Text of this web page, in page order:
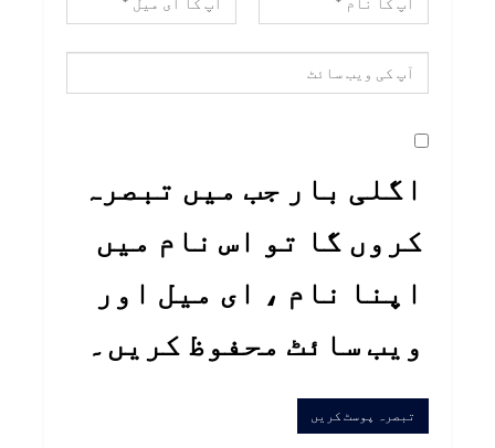
اگلی بار جب میں تبصرہ
کروں گا تو اس نام میں
اپنا نام ، ای میل اور
ویب سائٹ محفوظ کریں۔